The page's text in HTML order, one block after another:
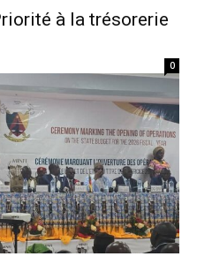
à la trésorerie
0